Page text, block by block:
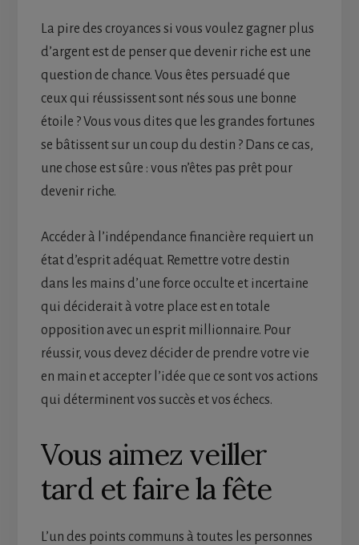
La pire des croyances si vous voulez gagner plus
d’argent est de penser que devenir riche est une
question de chance. Vous êtes persuadé que
ceux qui réussissent sont nés sous une bonne
étoile ? Vous vous dites que les grandes fortunes
se bâtissent sur un coup du destin ? Dans ce cas,
une chose est sûre : vous n’êtes pas prêt pour
devenir riche.
Accéder à l’indépendance financière requiert un
état d’esprit adéquat. Remettre votre destin
dans les mains d’une force occulte et incertaine
qui déciderait à votre place est en totale
opposition avec un esprit millionnaire. Pour
réussir, vous devez décider de prendre votre vie
en main et accepter l’idée que ce sont vos actions
qui déterminent vos succès et vos échecs.
Vous aimez veiller
tard et faire la fête
L’un des points communs à toutes les personnes